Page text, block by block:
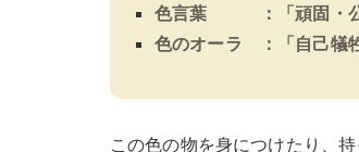
色言葉 ：「頑固・公
色のオーラ ：「自己犠
この色の物を身につけたり、